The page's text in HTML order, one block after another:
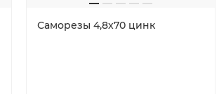
Саморезы 4,8х70 цинк